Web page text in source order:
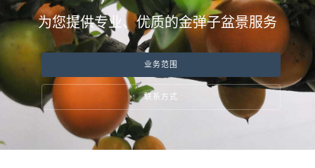
为您提供专业、优质的金弹子盆景服务
业务范围
联系方式